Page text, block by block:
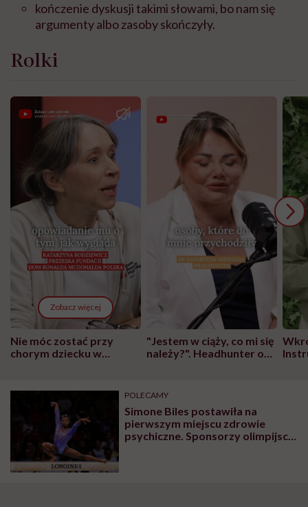
kończenie dyskusji takimi słowami, bo nam się
argumenty albo zasoby skończyły.
Rolki
Zobacz więcej
Nie móc zostać przy
chorym dziecku w
może chyba tylko
głupota i brak
wyobraźni"
"Jestem w ciąży, co mi się
należy?". Headhunter o
pracy
POLECAMY
Simone Biles postawiła na
pierwszym miejscu zdrowie
psychiczne. Sponsorzy olimpijscy